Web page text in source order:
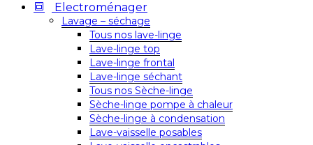
Electroménager
Lavage – séchage
Tous nos lave-linge
Lave-linge top
Lave-linge frontal
Lave-linge séchant
Tous nos Sèche-linge
Sèche-linge pompe à chaleur
Sèche-linge à condensation
Lave-vaisselle posables